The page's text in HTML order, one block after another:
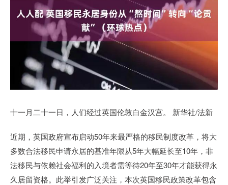
十一月二十一日，人们经过英国伦敦白金汉宫。 新华社/法新
近期，英国政府宣布启动50年来最严格的移民制度改革，将大
多数合法移民申请永居的基准年限从5年大幅延长至10年，非
法移民与依赖社会福利的入境者需等待20年至30年才能获得永
久居留资格。此举引发广泛关注，本次英国移民政策改革包含